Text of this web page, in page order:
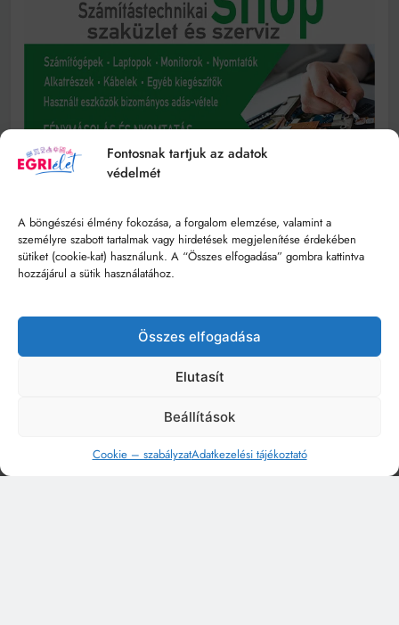
Fontosnak tartjuk az adatok
védelmét
A böngészési élmény fokozása, a forgalom elemzése, valamint a
személyre szabott tartalmak vagy hirdetések megjelenítése érdekében
sütiket (cookie-kat) használunk. A “Összes elfogadása” gombra kattintva
hozzájárul a sütik használatához.
Összes elfogadása
Elutasít
Beállítások
Cookie – szabályzatAdatkezelési tájékoztató